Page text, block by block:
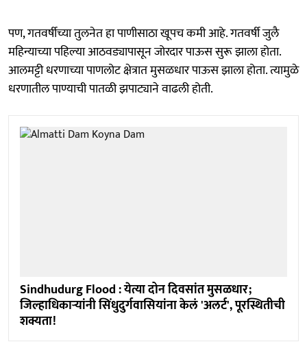
पण, गतवर्षीच्या तुलनेत हा पाणीसाठा खूपच कमी आहे. गतवर्षी जुलै
महिन्याच्या पहिल्या आठवड्यापासून जोरदार पाऊस सुरू झाला होता.
आलमट्टी धरणाच्या पाणलोट क्षेत्रात मुसळधार पाऊस झाला होता. त्यामुळे
धरणातील पाण्याची पातळी झपाट्याने वाढली होती.
Sindhudurg Flood : येत्या दोन दिवसांत मुसळधार;
जिल्हाधिकाऱ्यांनी सिंधुदुर्गवासियांना केलं 'अलर्ट', पूरस्थितीची
शक्यता!